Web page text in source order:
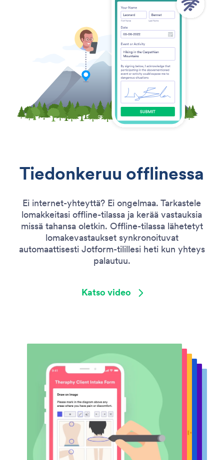
Tiedonkeruu offlinessa
Ei internet-yhteyttä? Ei ongelmaa. Tarkastele
lomakkeitasi offline-tilassa ja kerää vastauksia
missä tahansa oletkin. Offline-tilassa lähetetyt
lomakevastaukset synkronoituvat
automaattisesti Jotform-tilillesi heti kun yhteys
palautuu.
Katso video